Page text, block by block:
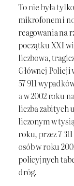
To nie była
mikrofonem i
reagowania na
początku XXI
liczbowa,
Głównej Policji
57 911
a w 2002 roku
liczba zabitych
liczonym w
roku, przez 7
osób w roku
policyjnych
dróg.